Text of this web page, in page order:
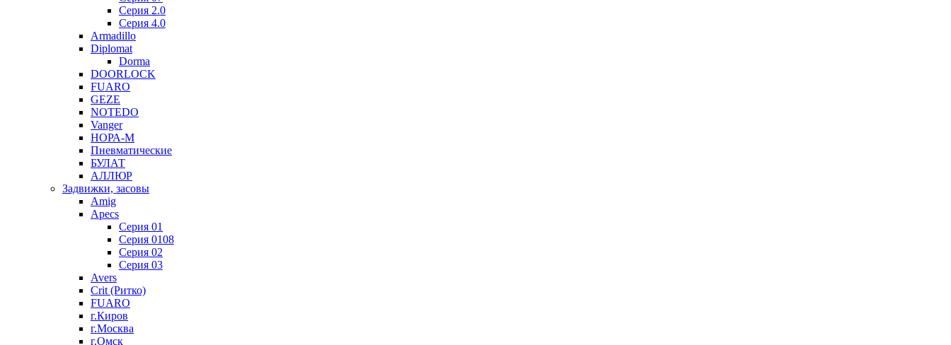
Серия 2.0
Серия 4.0
Armadillo
Diplomat
Dorma
DOORLOCK
FUARO
GEZE
NOTEDO
Vanger
НОРА-М
Пневматические
БУЛАТ
АЛЛЮР
Задвижки, засовы
Amig
Apecs
Серия 01
Серия 0108
Серия 02
Серия 03
Avers
Crit (Ритко)
FUARO
г.Киров
г.Москва
г.Омск